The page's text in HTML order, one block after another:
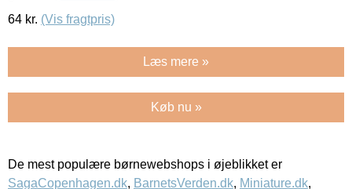
64 kr. (Vis fragtpris)
Læs mere »
Køb nu »
De mest populære børnewebshops i øjeblikket er
SagaCopenhagen.dk, BarnetsVerden.dk, Miniature.dk,